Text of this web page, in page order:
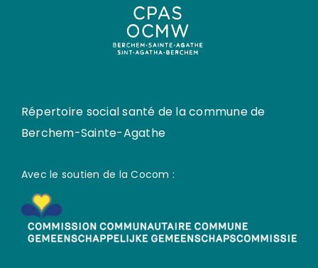
Répertoire social santé de la commune de
Berchem-Sainte-Agathe
Avec le soutien de la Cocom :